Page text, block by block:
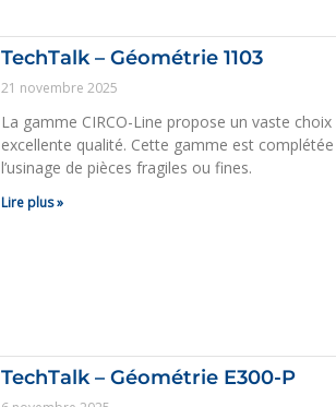
TechTalk – Géométrie 1103
21 novembre 2025
La gamme CIRCO-Line propose un vaste
excellente qualité. Cette gamme est
l’usinage de pièces fragiles ou fines.
Lire plus »
TechTalk – Géométrie E300-P